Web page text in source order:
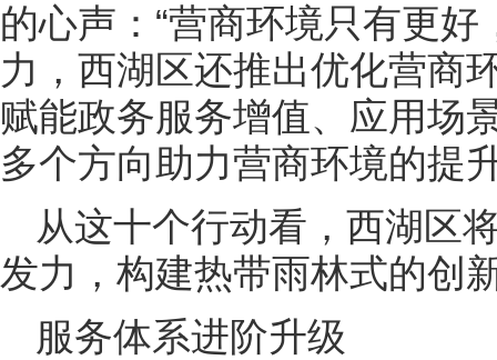
的心声：“营商环境只有更
力，西湖区还推出优化营商
赋能政务服务增值、应用场
多个方向助力营商环境的提
从这十个行动看，西湖区
发力，构建热带雨林式的创
服务体系进阶升级